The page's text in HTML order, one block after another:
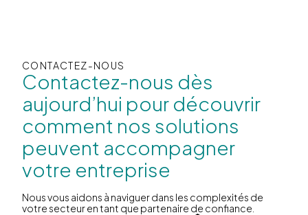
CONTACTEZ-NOUS
Contactez-nous dès
aujourd’hui pour découvrir
comment nos solutions
peuvent accompagner
votre entreprise
Nous vous aidons à naviguer dans les complexités de
votre secteur en tant que partenaire de confiance.